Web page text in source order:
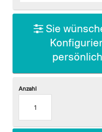
gallery
Sie
Anzahl